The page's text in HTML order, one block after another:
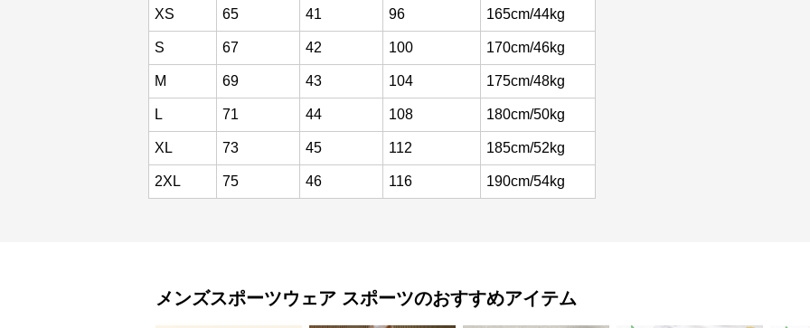
XS 65 41 96 165cm/44kg
S 67 42 100 170cm/46kg
M 69 43 104 175cm/48kg
L 71 44 108 180cm/50kg
XL 73 45 112 185cm/52kg
2XL 75 46 116 190cm/54kg
メンズスポーツウェア スポーツのおすすめアイテム